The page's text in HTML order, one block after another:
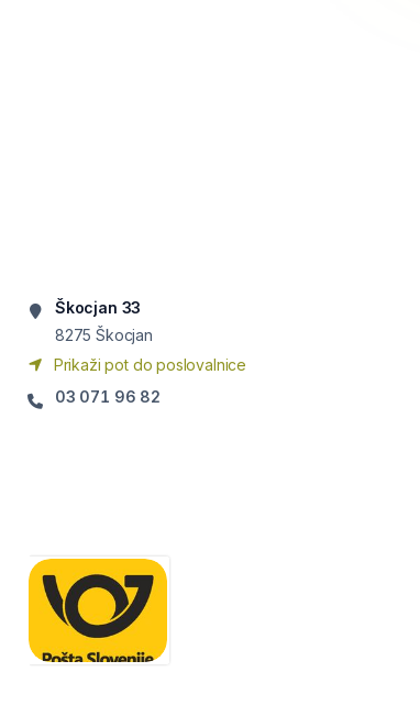
Škocjan 33
8275 Škocjan
Prikaži pot do poslovalnice
03 071 96 82